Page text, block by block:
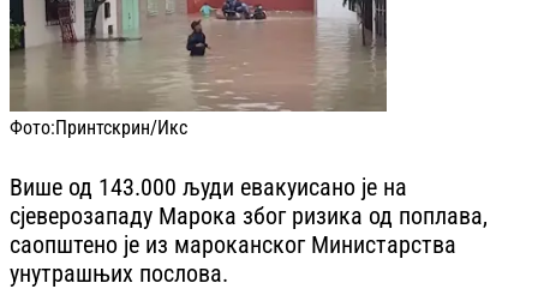
Фото:Принтскрин/Икс
Више од 143.000 људи евакуисано је на
сјеверозападу Марока због ризика од поплава,
саопштено је из мароканског Министарства
унутрашњих послова.